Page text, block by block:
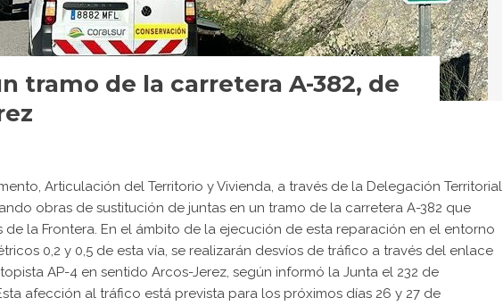
tramo de la carretera A-382, de
Articulación del Territorio y Vivienda, a través de la Delegación Territorial
obras de sustitución de juntas en un tramo de la carretera A-382 que
de la Frontera. En el ámbito de la ejecución de esta reparación en el entorno
0,2 y 0,5 de esta vía, se realizarán desvíos de tráfico a través del enlace
AP-4 en sentido Arcos-Jerez, según informó la Junta el 232 de
afección al tráfico está prevista para los próximos días 26 y 27 de